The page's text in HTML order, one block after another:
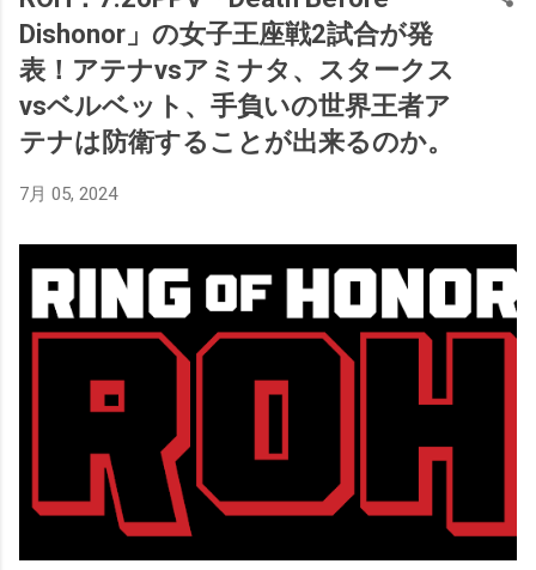
Dishonor」の女子王座戦2試合が発
表！アテナvsアミナタ、スタークス
vsベルベット、手負いの世界王者ア
テナは防衛することが出来るのか。
7月 05, 2024